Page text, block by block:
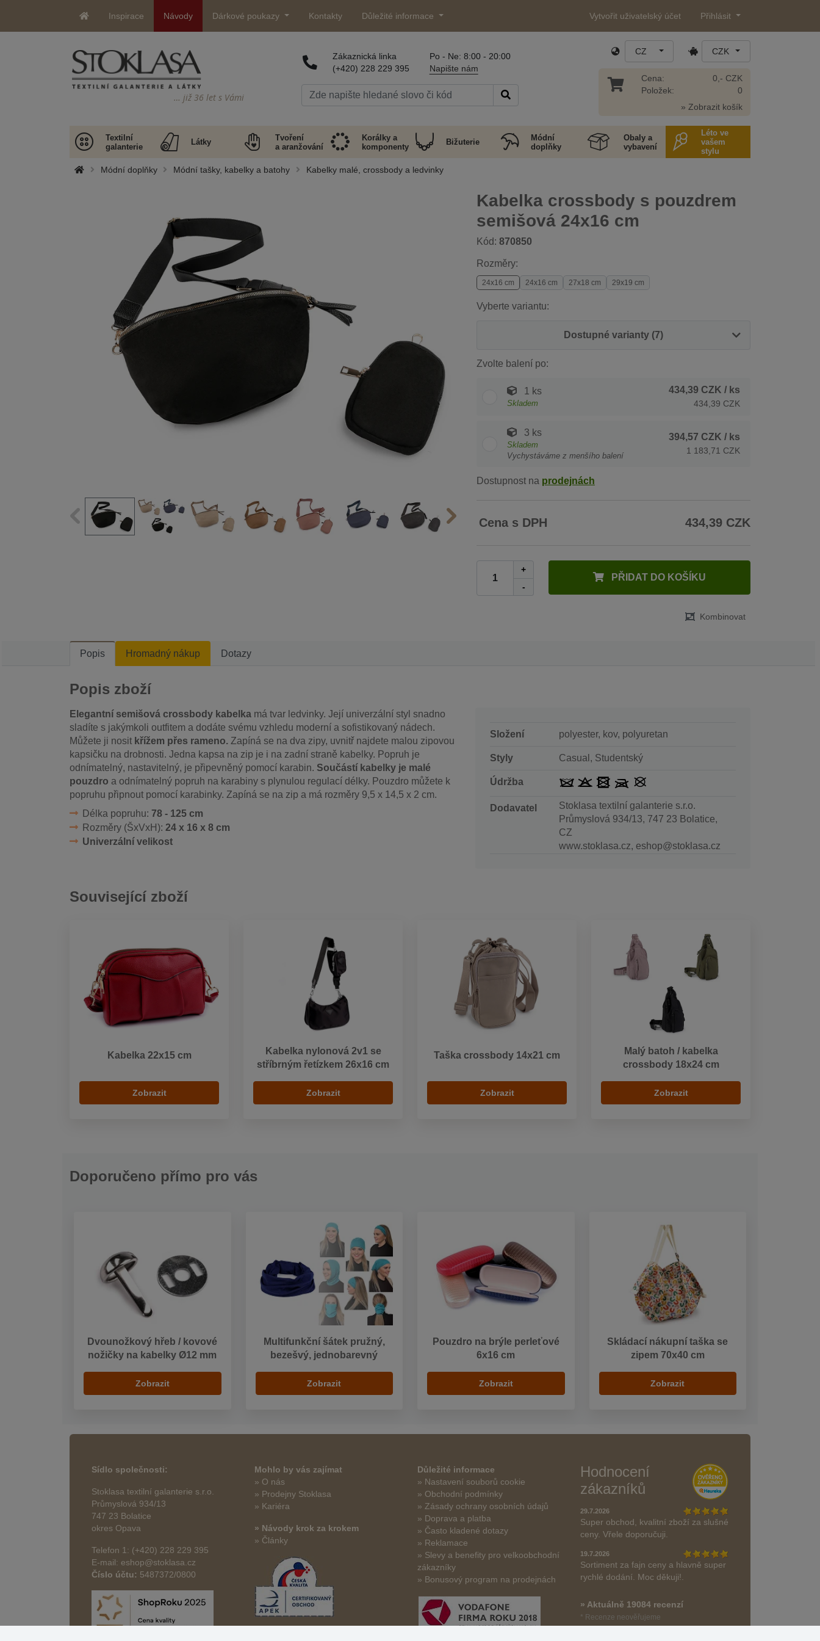
Inspirace Návody Dárkové poukazy Kontakty Důležité informace Vytvořit uživatelský účet Přihlásit
… již 36 let s Vámi
Zákaznická linka
(+420) 228 229 395
Po - Ne: 8:00 - 20:00
Napište nám
CZ CZK
Cena:
Položek:
0,- CZK
0
» Zobrazit košík
Textilní
galanterie
Látky
Tvoření
a aranžování
Korálky a
komponenty
Bižuterie
Módní
doplňky
Obaly a
vybavení
Léto ve
vašem
stylu
Módní doplňky Módní tašky, kabelky a batohy Kabelky malé, crossbody a ledvinky
Kabelka crossbody s pouzdrem
semišová 24x16 cm
Kód: 870850
Rozměry:
24x16 cm 24x16 cm 27x18 cm 29x19 cm
Vyberte variantu:
Dostupné varianty (7)
Zvolte balení po:
1 ks
Skladem
434,39 CZK / ks
434,39 CZK
3 ks
Skladem
Vychystáváme z menšího balení
394,57 CZK / ks
1 183,71 CZK
Dostupnost na prodejnách
Cena s DPH 434,39 CZK
+
-
PŘIDAT DO KOŠÍKU
Kombinovat
Popis Hromadný nákup Dotazy
Popis zboží
Elegantní semišová crossbody kabelka má tvar ledvinky. Její univerzální styl snadno
sladíte s jakýmkoli outfitem a dodáte svému vzhledu moderní a sofistikovaný nádech.
Můžete ji nosit křížem přes rameno. Zapíná se na dva zipy, uvnitř najdete malou zipovou
kapsičku na drobnosti. Jedna kapsa na zip je i na zadní straně kabelky. Popruh je
odnímatelný, nastavitelný, je připevněný pomocí karabin. Součástí kabelky je malé
pouzdro a odnímatelný popruh na karabiny s plynulou regulací délky. Pouzdro můžete k
popruhu připnout pomocí karabinky. Zapíná se na zip a má rozměry 9,5 x 14,5 x 2 cm.
Délka popruhu: 78 - 125 cm
Rozměry (ŠxVxH): 24 x 16 x 8 cm
Univerzální velikost
Složení polyester, kov, polyuretan
Styly Casual, Studentský
Údržba
Dodavatel
Stoklasa textilní galanterie s.r.o.
Průmyslová 934/13, 747 23 Bolatice,
CZ
www.stoklasa.cz, eshop@stoklasa.cz
Související zboží
Kabelka 22x15 cm
Zobrazit
Kabelka nylonová 2v1 se
stříbrným řetízkem 26x16 cm
Zobrazit
Taška crossbody 14x21 cm
Zobrazit
Malý batoh / kabelka
crossbody 18x24 cm
Zobrazit
Doporučeno přímo pro vás
Dvounožkový hřeb / kovové
nožičky na kabelky Ø12 mm
Zobrazit
Multifunkční šátek pružný,
bezešvý, jednobarevný
Zobrazit
Pouzdro na brýle perleťové
6x16 cm
Zobrazit
Skládací nákupní taška se
zipem 70x40 cm
Zobrazit
Sídlo společnosti:
Stoklasa textilní galanterie s.r.o.
Průmyslová 934/13
747 23 Bolatice
okres Opava
Telefon 1: (+420) 228 229 395
E-mail: eshop@stoklasa.cz
Číslo účtu: 5487372/0800
Mohlo by vás zajímat
» O nás
» Prodejny Stoklasa
» Kariéra
» Návody krok za krokem
» Články
Důležité informace
» Nastavení souborů cookie
» Obchodní podmínky
» Zásady ochrany osobních údajů
» Doprava a platba
» Často kladené dotazy
» Reklamace
» Slevy a benefity pro velkoobchodní
zákazníky
» Bonusový program na prodejnách
Hodnocení
zákazníků
29.7.2026
Super obchod, kvalitní zboží za slušné
ceny. Vřele doporučuji.
19.7.2026
Sortiment za fajn ceny a hlavně super
rychlé dodání. Moc děkuji!.
» Aktuálně 19084 recenzí
* Recenze neověřujeme